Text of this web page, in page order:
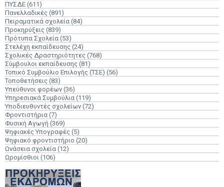
ΠΥΣΔΕ (611)
Πανελλαδικές (891)
Πειραματικά σχολεία (84)
Προκηρύξεις (839)
Πρότυπα Σχολεία (53)
Στελέχη εκπαίδευσης (24)
Σχολικές Δραστηριότητες (768)
Σύμβουλοι εκπαίδευσης (81)
Τοπικό Συμβούλιο Επιλογής (ΤΣΕ) (56)
Τοποθετήσεις (83)
Υπεύθυνοι φορέων (36)
Υπηρεσιακά Συμβούλια (119)
Υποδιευθυντές σχολείων (72)
Φροντιστήρια (7)
Φυσική Αγωγή (369)
Ψηφιακές Υπογραφές (5)
Ψηφιακό φροντιστήριο (20)
Ωνάσεια σχολεία (12)
Ωρομίσθιοι (106)